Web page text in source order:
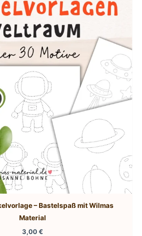
– Bastelspaß mit Wilmas
Material
3,00€